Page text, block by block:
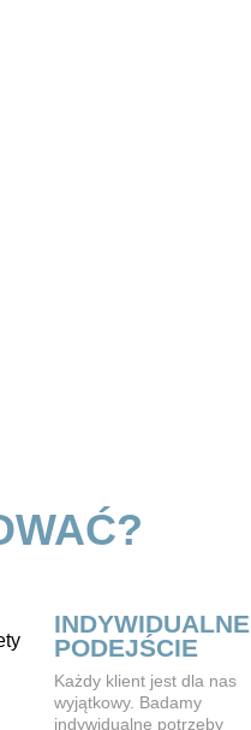
INDYWIDUALNE
PODEJŚCIE
Każdy klient jest dla nas
wyjątkowy. Badamy
indywidualne potrzeby